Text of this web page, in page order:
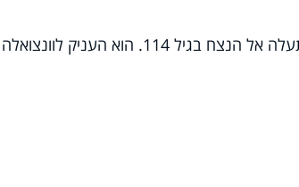
נשיא ונצואלה, ניקולאס מדורו, אמר: "חואן ויסנטה פרז התעלה אל הנצח בגיל 114. הוא